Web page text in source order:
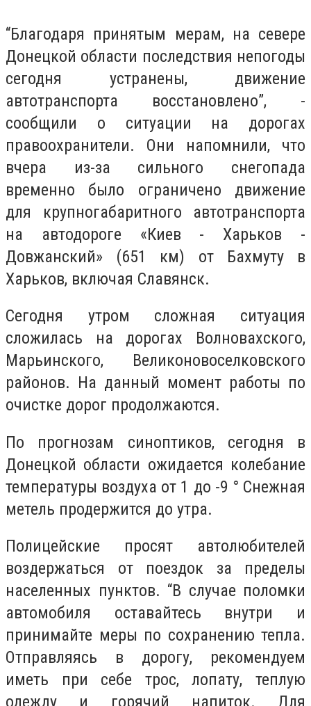
“Благодаря принятым мерам, на севере
Донецкой области последствия непогоды
сегодня устранены, движение
автотранспорта восстановлено”, -
сообщили о ситуации на дорогах
правоохранители. Они напомнили, что
вчера из-за сильного снегопада
временно было ограничено движение
для крупногабаритного автотранспорта
на автодороге «Киев - Харьков -
Довжанский» (651 км) от Бахмуту в
Харьков, включая Славянск.
Сегодня утром сложная ситуация
сложилась на дорогах Волновахского,
Марьинского, Великоновоселковского
районов. На данный момент работы по
очистке дорог продолжаются.
По прогнозам синоптиков, сегодня в
Донецкой области ожидается колебание
температуры воздуха от 1 до -9 ° Снежная
метель продержится до утра.
Полицейские просят автолюбителей
воздержаться от поездок за пределы
населенных пунктов. “В случае поломки
автомобиля оставайтесь внутри и
принимайте меры по сохранению тепла.
Отправляясь в дорогу, рекомендуем
иметь при себе трос, лопату, теплую
одежду и горячий напиток. Для